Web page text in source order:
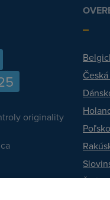
originality
Poľsko